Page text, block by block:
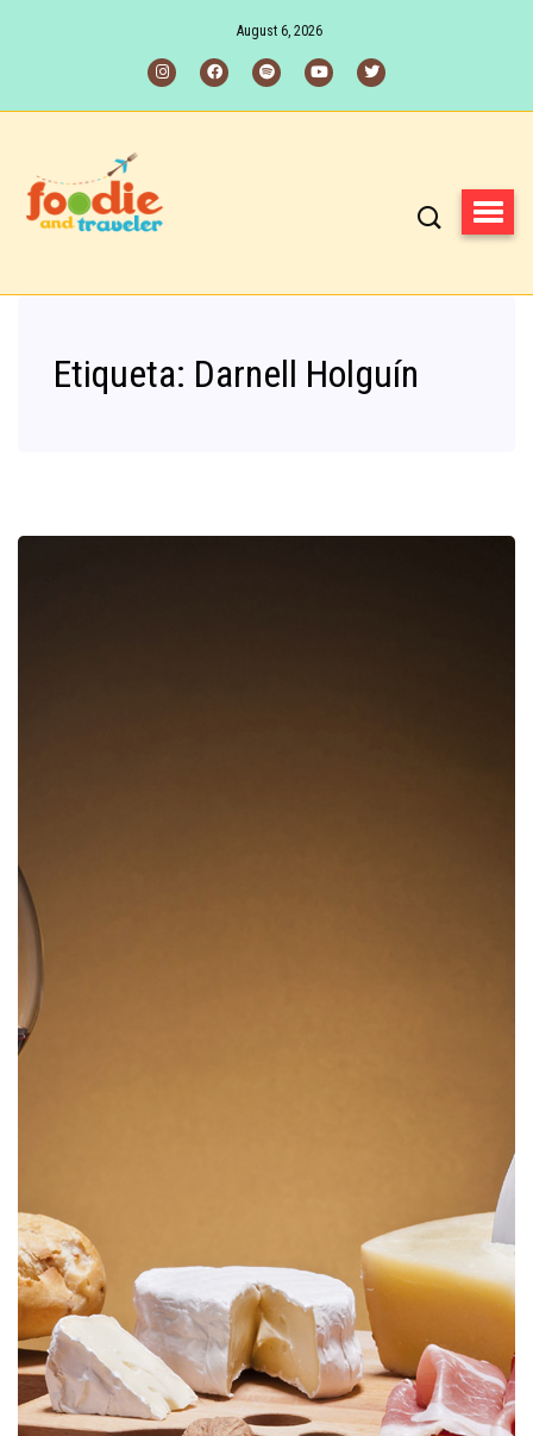
August 6, 2026
Etiqueta: Darnell Holguín